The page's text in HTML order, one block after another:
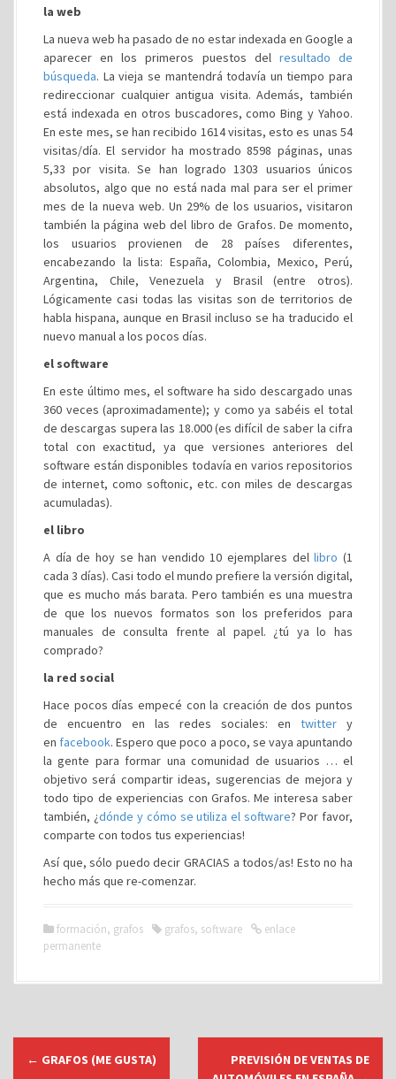
la web
La nueva web ha pasado de no estar indexada en Google a
aparecer en los primeros puestos del resultado de
búsqueda. La vieja se mantendrá todavía un tiempo para
redireccionar cualquier antigua visita. Además, también
está indexada en otros buscadores, como Bing y Yahoo.
En este mes, se han recibido 1614 visitas, esto es unas 54
visitas/día. El servidor ha mostrado 8598 páginas, unas
5,33 por visita. Se han logrado 1303 usuarios únicos
absolutos, algo que no está nada mal para ser el primer
mes de la nueva web. Un 29% de los usuarios, visitaron
también la página web del libro de Grafos. De momento,
los usuarios provienen de 28 países diferentes,
encabezando la lista: España, Colombia, Mexico, Perú,
Argentina, Chile, Venezuela y Brasil (entre otros).
Lógicamente casi todas las visitas son de territorios de
habla hispana, aunque en Brasil incluso se ha traducido el
nuevo manual a los pocos días.
el software
En este último mes, el software ha sido descargado unas
360 veces (aproximadamente); y como ya sabéis el total
de descargas supera las 18.000 (es difícil de saber la cifra
total con exactitud, ya que versiones anteriores del
software están disponibles todavía en varios repositorios
de internet, como softonic, etc. con miles de descargas
acumuladas).
el libro
A día de hoy se han vendido 10 ejemplares dellibro (1
cada 3 días). Casi todo el mundo prefiere la versión digital,
que es mucho más barata. Pero también es una muestra
de que los nuevos formatos son los preferidos para
manuales de consulta frente al papel. ¿tú ya lo has
comprado?
la red social
Hace pocos días empecé con la creación de dos puntos
de encuentro en las redes sociales: en twitter y
en facebook. Espero que poco a poco, se vaya apuntando
la gente para formar una comunidad de usuarios … el
objetivo será compartir ideas, sugerencias de mejora y
todo tipo de experiencias con Grafos. Me interesa saber
también, ¿dónde y cómo se utiliza el software? Por favor,
comparte con todos tus experiencias!
Así que, sólo puedo decir GRACIAS a todos/as! Esto no ha
hecho más que re-comenzar.
formación, grafos grafos, software
enlace
permanente
← GRAFOS (ME GUSTA)
PREVISIÓN DE VENTAS DE